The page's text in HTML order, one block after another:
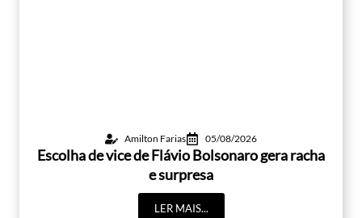
Amilton Farias 05/08/2026
Escolha de vice de Flávio Bolsonaro gera racha
e surpresa
LER MAIS...